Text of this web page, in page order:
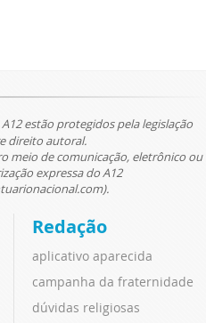
estão protegidos pela legislação
direito autoral.
meio de comunicação, eletrônico ou
expressa do A12
Redação
aplicativo aparecida
campanha da fraternidade
dúvidas religiosas